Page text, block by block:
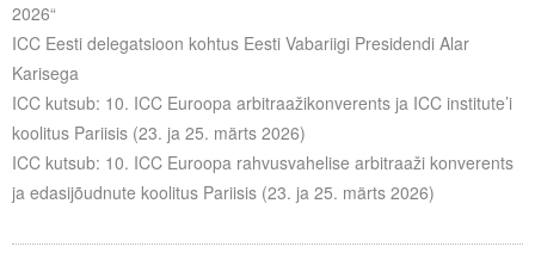
2026“
ICC Eesti delegatsioon kohtus Eesti Vabariigi Presidendi Alar
Karisega
ICC kutsub: 10. ICC Euroopa arbitraažikonverents ja ICC institute’i
koolitus Pariisis (23. ja 25. märts 2026)
ICC kutsub: 10. ICC Euroopa rahvusvahelise arbitraaži konverents
ja edasijõudnute koolitus Pariisis (23. ja 25. märts 2026)